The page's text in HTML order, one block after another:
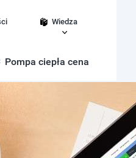
Wiedza
Pompa ciepła cena